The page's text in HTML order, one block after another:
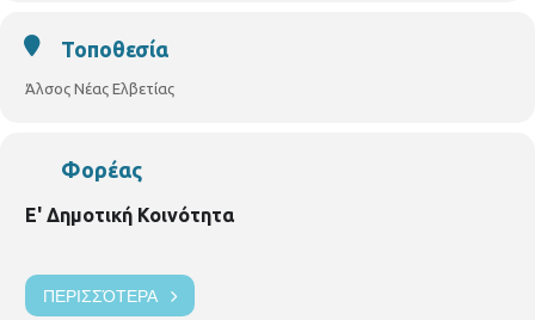
Τοποθεσία
Άλσος Νέας Ελβετίας
Φορέας
Ε' Δημοτική Κοινότητα
ΠΕΡΙΣΣΌΤΕΡΑ